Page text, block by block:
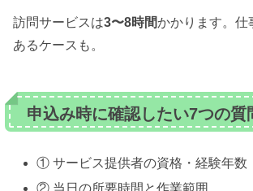
訪問サービスは3〜8時間かかります。仕
あるケースも。
申込み時に確認したい7つの質
① サービス提供者の資格・経験年数